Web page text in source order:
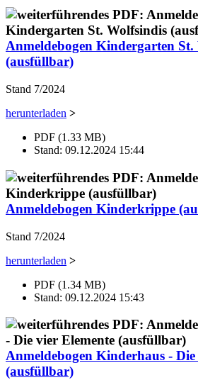
Anmeldebogen Kindergarten St.
(ausfüllbar)
Stand 7/2024
herunterladen >
PDF (1.33 MB)
Stand: 09.12.2024 15:44
Anmeldebogen Kinderkrippe
Stand 7/2024
herunterladen >
PDF (1.34 MB)
Stand: 09.12.2024 15:43
Anmeldebogen Kinderhaus -
(ausfüllbar)